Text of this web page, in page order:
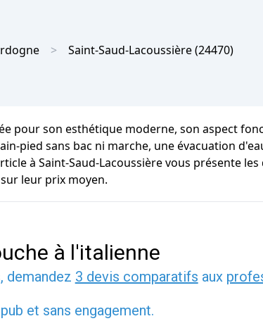
Saint-Saud-Lacoussière(24470)
pour son esthétique moderne, son aspect
pied sans bac ni marche, une évacuation
à Saint-Saud-Lacoussière vous présente
leur prix moyen.
à l'italienne
demandez 3 devis comparatifs aux
et sans engagement.